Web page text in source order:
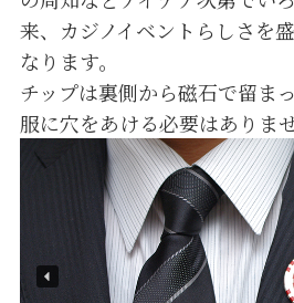
来、カジノイベントらしさを
なります。
チップは裏側から磁石で留ま
服に穴をあける必要はありませ